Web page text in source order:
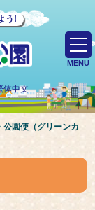
う!
体中文
MENU
公園便（グリーンカ